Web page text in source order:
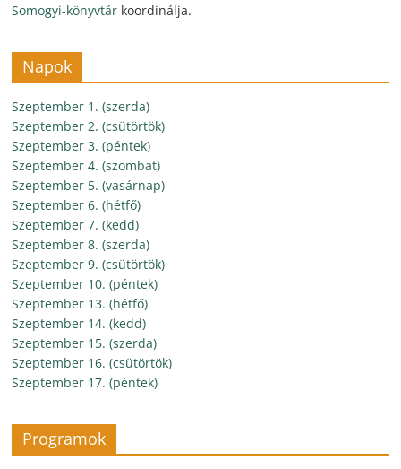
Somogyi-könyvtár koordinálja.
Napok
Szeptember 1. (szerda)
Szeptember 2. (csütörtök)
Szeptember 3. (péntek)
Szeptember 4. (szombat)
Szeptember 5. (vasárnap)
Szeptember 6. (hétfő)
Szeptember 7. (kedd)
Szeptember 8. (szerda)
Szeptember 9. (csütörtök)
Szeptember 10. (péntek)
Szeptember 13. (hétfő)
Szeptember 14. (kedd)
Szeptember 15. (szerda)
Szeptember 16. (csütörtök)
Szeptember 17. (péntek)
Programok